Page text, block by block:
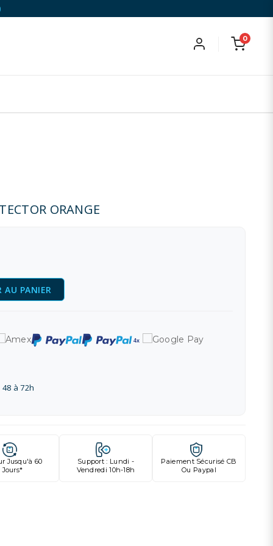
0
ORANGE
AU PANIER
à 72h
Jusqu'à 60
Jours*
Support : Lundi -
Vendredi 10h-18h
Paiement Sécurisé CB
Ou Paypal